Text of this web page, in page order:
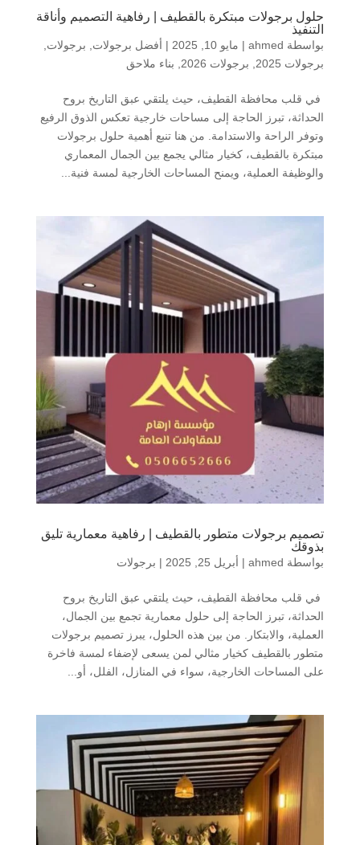
حلول برجولات مبتكرة بالقطيف | رفاهية التصميم وأناقة
التنفيذ
بواسطة ahmed
| مايو 10, 2025 | أفضل برجولات برجولات
برجولات 2025
برجولات 2026 بناء ملاحق
في قلب محافظة القطيف، حيث يلتقي عبق التاريخ بروح
الحداثة، تبرز الحاجة إلى مساحات خارجية تعكس الذوق الرفيع
وتوفر الراحة والاستدامة. من هنا تنبع أهمية حلول برجولات
مبتكرة بالقطيف، كخيار مثالي يجمع بين الجمال المعماري
والوظيفة العملية، ويمنح المساحات الخارجية لمسة فنية...
تصميم برجولات متطور بالقطيف | رفاهية معمارية تليق
بذوقك
بواسطة ahmed
| أبريل 25, 2025 | برجولات
في قلب محافظة القطيف، حيث يلتقي عبق التاريخ بروح
الحداثة، تبرز الحاجة إلى حلول معمارية تجمع بين الجمال،
العملية، والابتكار. من بين هذه الحلول، يبرز تصميم برجولات
متطور بالقطيف كخيار مثالي لمن يسعى لإضفاء لمسة فاخرة
على المساحات الخارجية، سواء في المنازل، الفلل، أو...